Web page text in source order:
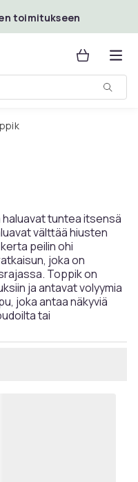
toimitukseen
tuntea itsensä
välttää hiusten
peilin ohi
joka on
Toppik on
ja antavat volyymia
joka antaa näkyviä
tai